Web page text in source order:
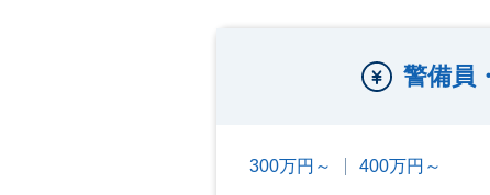
警備員
300万円～ 400万円～